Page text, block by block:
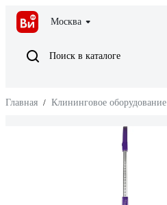
Москва
Поиск в каталоге
Главная / Клининговое оборудование